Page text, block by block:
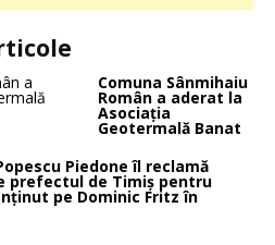
Comuna Sânmihaiu
Român a aderat la
Asociația
Geotermală Banat
Piedone îl reclamă
prefectul de Timiș pentru
pe Dominic Fritz în